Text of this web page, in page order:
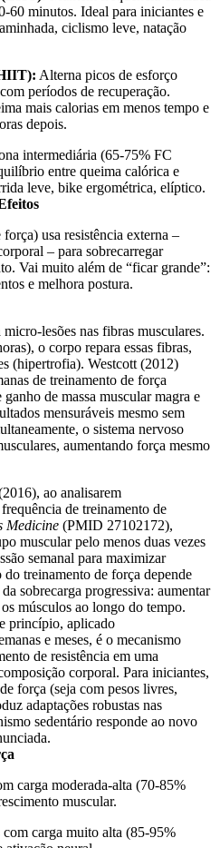
60 minutos. Ideal para iniciantes e
ciclismo leve, natação
Alterna picos de esforço
períodos de recuperação.
mais calorias em menos tempo e
depois.
intermediária (65-75% FC
entre queima calórica e
leve, bike ergométrica, elíptico.
usa resistência externa –
– para sobrecarregar
Vai muito além de “ficar grande”:
e melhora postura.
lesões nas fibras musculares.
o corpo repara essas fibras,
(hipertrofia). Westcott (2012)
de treinamento de força
de massa muscular magra e
mensuráveis mesmo sem
o sistema nervoso
aumentando força mesmo
ao analisarem
de treinamento de
Medicine (PMID 27102172),
muscular pelo menos duas vezes
semanal para maximizar
treinamento de força depende
sobrecarga progressiva: aumentar
músculos ao longo do tempo.
princípio, aplicado
e meses, é o mecanismo
de resistência em uma
corporal. Para iniciantes,
força (seja com pesos livres,
adaptações robustas nas
sedentário responde ao novo
carga moderada-alta (70-85%
muscular.
com carga muito alta (85-95%